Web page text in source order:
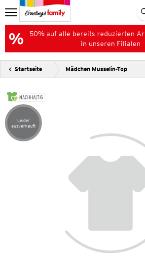
50% auf alle bereits reduzierten
in unseren Filialen
Startseite Mädchen Musselin-Top
NACHHALTIG
Artikel leider ausverkauft
Leider
ausverkauft